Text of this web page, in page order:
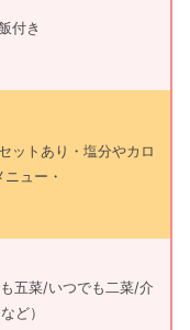
付き
ットあり・塩分やカロ
ュー・
五菜/いつでも二菜/介
ど）